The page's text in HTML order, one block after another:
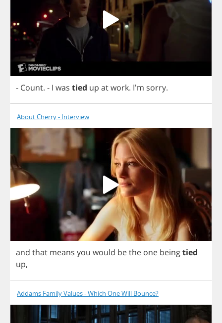
- Count. - I was tied up atwork. I'm sorry.
About Cherry - Interview
and that means you would bethe one beingtied
up,
Addams Family Values - Which One Will Bounce?